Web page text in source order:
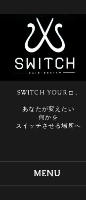
SWITCH YOUR □．
あなたが変えたい
何かを
スイッチさせる場所へ
MENU